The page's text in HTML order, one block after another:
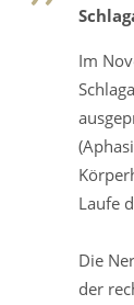
Im
Laufe
Die
der